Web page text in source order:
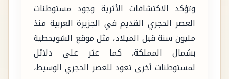
وتؤكد الاكتشافات الأثرية وجود مستوطنات
العصر الحجري القديم في الجزيرة العربية منذ
مليون سنة قبل الميلاد، مثل موقع الشويحطية
بشمال المملكة، كما عثر على دلائل
لمستوطنات أخرى تعود للعصر الحجري الوسيط،